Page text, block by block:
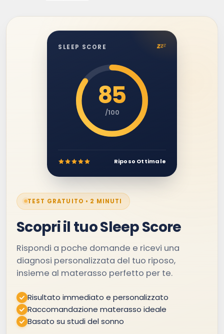
TEST GRATUITO • 2 MINUTI
Scopri il tuo Sleep Score
Rispondi a poche domande e ricevi una
diagnosi personalizzata del tuo riposo,
insieme al materasso perfetto per te.
Risultato immediato e personalizzato
Raccomandazione materasso ideale
Basato su studi del sonno
SLEEP SCORE zzz
85
/100
Riposo Ottimale